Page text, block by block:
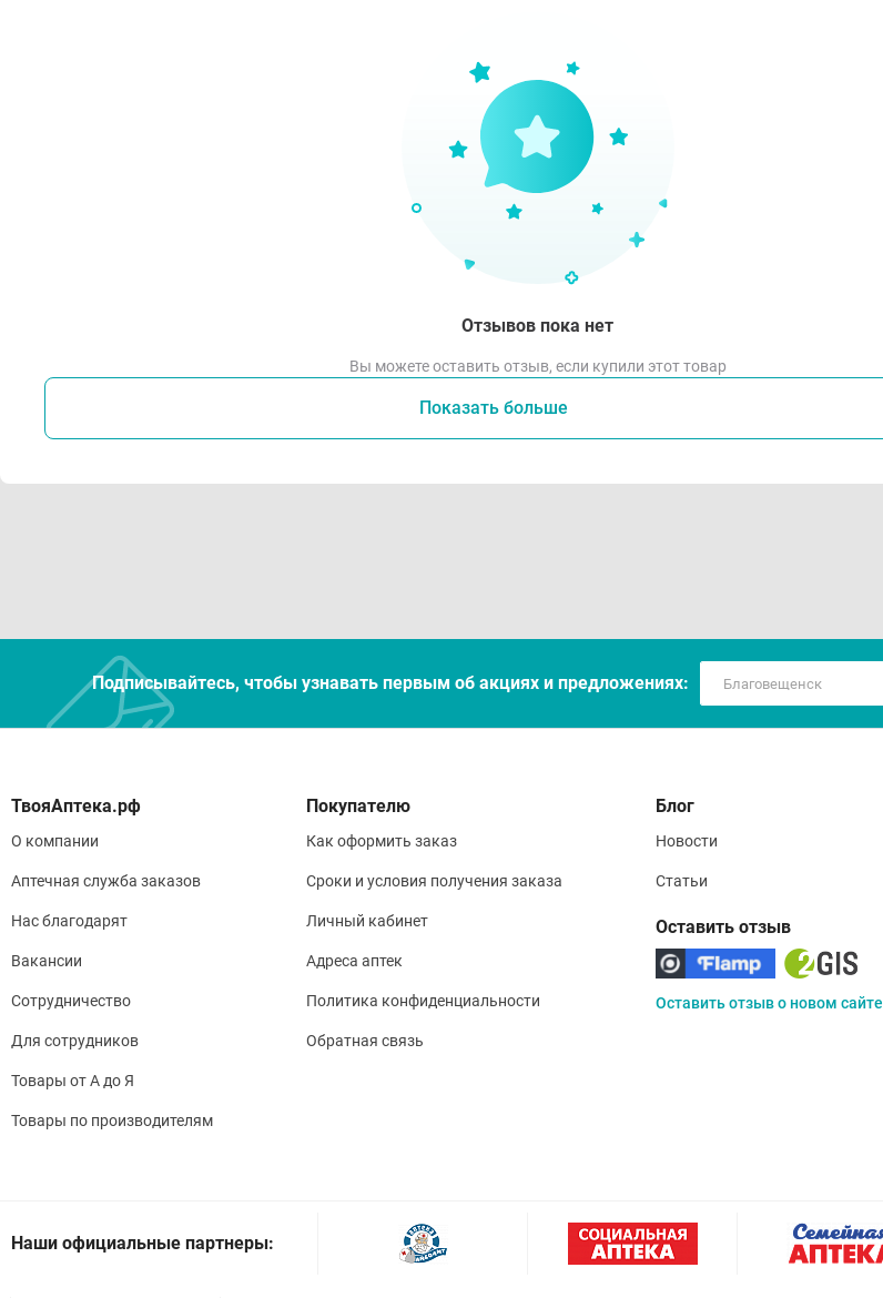
Отзывов пока нет
Вы можете оставить отзыв, если купили этот товар
Показать больше
Подписывайтесь, чтобы узнавать первым об акцияx и предложениях:
О компании
Аптечная служба заказов
Нас благодарят
Вакансии
Сотрудничество
Для сотрудников
Товары от А до Я
Товары по производителям
Покупателю
Как оформить заказ
Сроки и условия получения заказа
Личный кабинет
Адреса аптек
Политика конфиденциальности
Обратная связь
Блог
Новости
Статьи
Оставить отзыв
Оставить отзыв о новом сайте
Наши официальные партнеры: